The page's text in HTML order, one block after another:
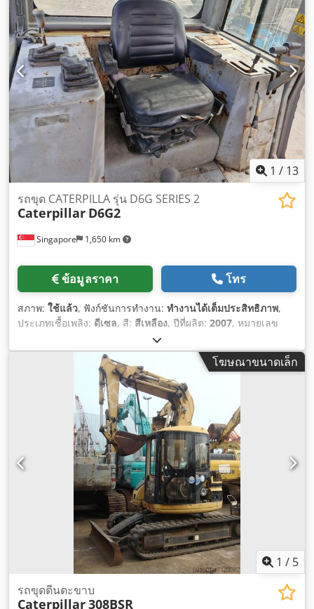
1 / 13
Singapore 1,650 km
รถขุด CATERPILLA รุ่น D6G SERIES 2
Caterpillar D6G2
ข้อมูลราคา โทร
สภาพ: ใช้แล้ว, ฟังก์ชันการทำงาน: ทำงานได้เต็มประสิทธิภาพ,
ประเภทเชื้อเพลิง: ดีเซล, สี: สีเหลือง, ปีที่ผลิต: 2007, หมายเลข
CAT00D6GPC6G01049
โฆษณาขนาดเล็ก
1 / 5
รถขุดตีนตะขาบ
Caterpillar308BSR